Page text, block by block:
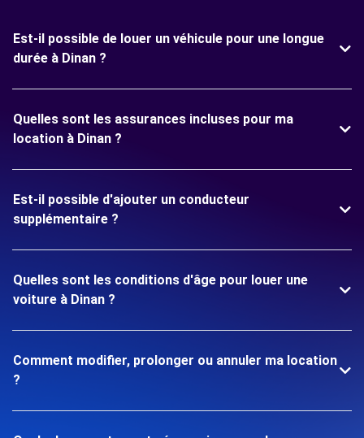
Est-il possible de louer un véhicule pour une longue
durée à Dinan ?
Quelles sont les assurances incluses pour ma
location à Dinan ?
Est-il possible d'ajouter un conducteur
supplémentaire ?
Quelles sont les conditions d'âge pour louer une
voiture à Dinan ?
Comment modifier, prolonger ou annuler ma location
?